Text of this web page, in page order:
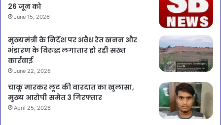
26 जून को
June 15, 2026
मुख्यमंत्री के निर्देश पर अवैध रेत खनन और
भंडारण के विरुद्ध लगातार हो रही सख्त
कार्रवाई
June 22, 2026
चाकू मारकर लूट की वारदात का खुलासा,
मुख्य आरोपी समेत 3 गिरफ्तार
April 25, 2026